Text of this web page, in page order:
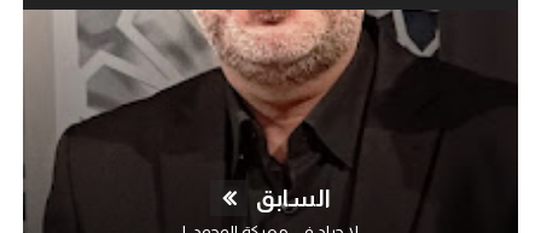
السابق